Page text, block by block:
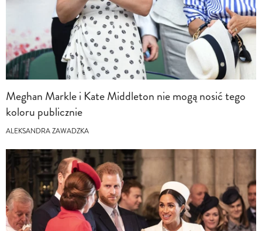
Meghan Markle i Kate Middleton nie mogą nosić tego
koloru publicznie
ALEKSANDRA ZAWADZKA